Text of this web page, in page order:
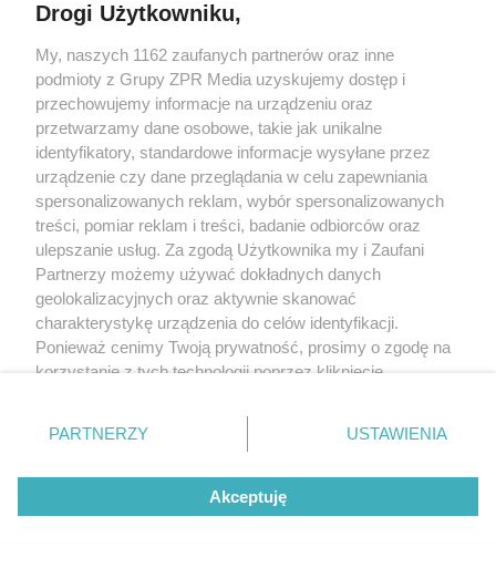
Drogi Użytkowniku,
My, naszych 1162 zaufanych partnerów oraz inne
podmioty z Grupy ZPR Media uzyskujemy dostęp i
przechowujemy informacje na urządzeniu oraz
przetwarzamy dane osobowe, takie jak unikalne
identyfikatory, standardowe informacje wysyłane przez
urządzenie czy dane przeglądania w celu zapewniania
spersonalizowanych reklam, wybór spersonalizowanych
treści, pomiar reklam i treści, badanie odbiorców oraz
ulepszanie usług. Za zgodą Użytkownika my i Zaufani
Partnerzy możemy używać dokładnych danych
geolokalizacyjnych oraz aktywnie skanować
charakterystykę urządzenia do celów identyfikacji.
Ponieważ cenimy Twoją prywatność, prosimy o zgodę na
korzystanie z tych technologii poprzez kliknięcie
zmienić/wycofać klikając przycisk ustawień prywatności
znajdujący się w lewym dolnym rogu strony
rodzaje przetwarzania danych nie wymagają zgody
użytkownika, ale masz prawo sprzeciwić się takiemu
przetwarzaniu. Preferencje będą miały zastosowanie tylko
PARTNERZY USTAWIENIA
Akceptuję